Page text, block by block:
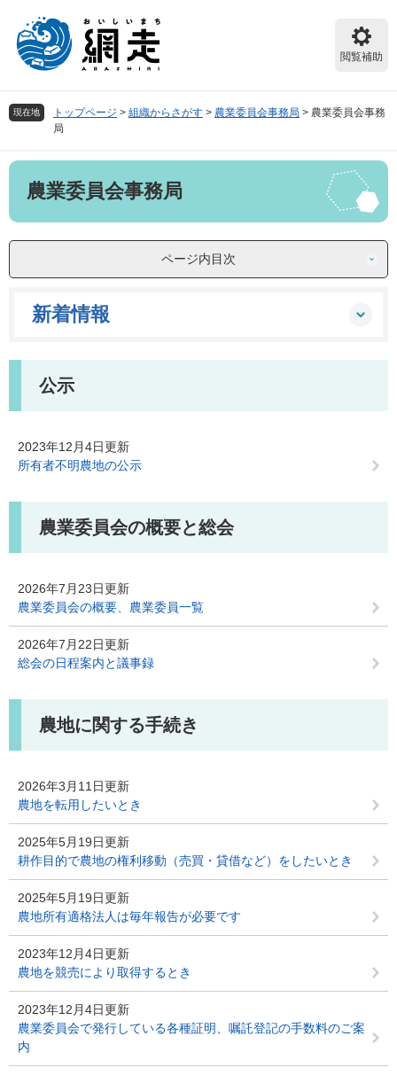
頭
で
飛
ば
へ
閲覧補助
現在地 トップページ > 組織からさがす > 農業委員会事務局 > 農業委員会事務
局
本
農業委員会事務局
ページ内目次
新着情報
公示
2023年12月4日更新
所有者不明農地の公示
農業委員会の概要と総会
2026年7月23日更新
農業委員会の概要、農業委員一覧
2026年7月22日更新
総会の日程案内と議事録
農地に関する手続き
2026年3月11日更新
農地を転用したいとき
2025年5月19日更新
耕作目的で農地の権利移動（売買・貸借など）をしたいとき
2025年5月19日更新
農地所有適格法人は毎年報告が必要です
2023年12月4日更新
農地を競売により取得するとき
2023年12月4日更新
農業委員会で発行している各種証明、嘱託登記の手数料のご案
内